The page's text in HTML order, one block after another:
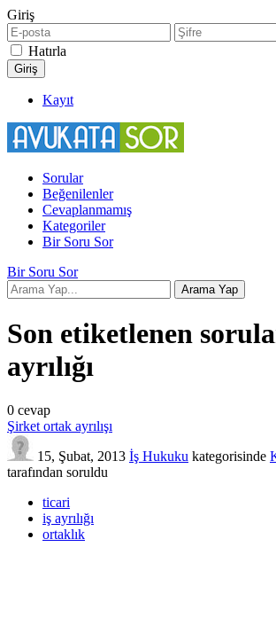
Giriş
Hatırla
Kayıt
Sorular
Beğenilenler
Cevaplanmamış
Kategoriler
Bir Soru Sor
Bir Soru Sor
Son etiketlenen
ayrılığı
0 cevap
Şirket ortak ayrılışı
15, Şubat, 2013 İş Hukuku kategorisinde
tarafından soruldu
ticari
iş ayrılığı
ortaklık